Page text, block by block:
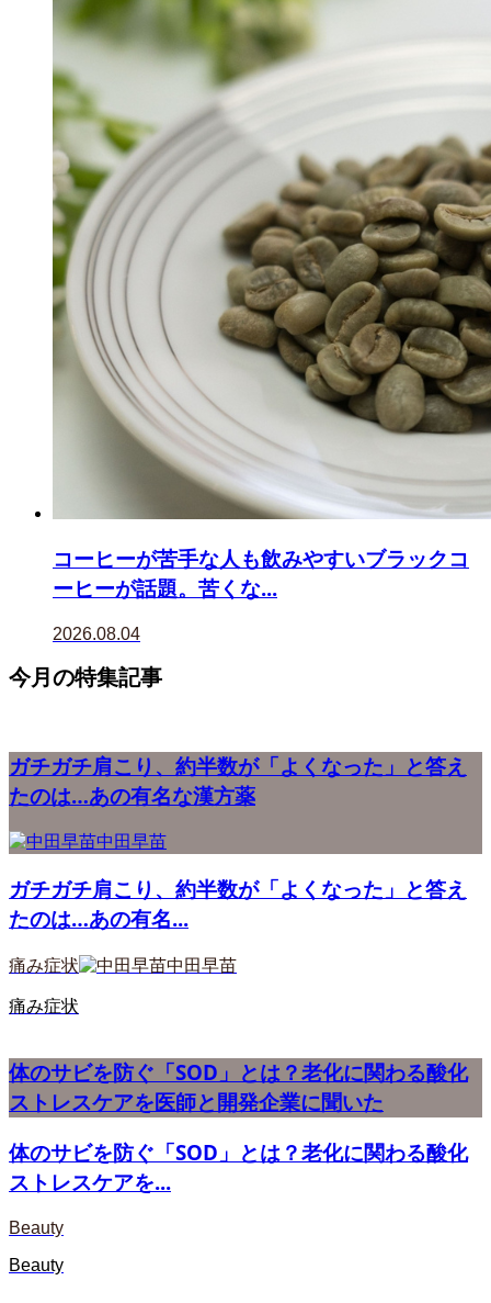
コーヒーが苦手な人も飲みやすいブラックコ
ーヒーが話題。苦くな...
2026.08.04
今月の特集記事
ガチガチ肩こり、約半数が「よくなった」と答え
たのは…あの有名な漢方薬
中田早苗
ガチガチ肩こり、約半数が「よくなった」と答え
たのは…あの有名...
痛み症状 中田早苗
痛み症状
体のサビを防ぐ「SOD」とは？老化に関わる酸化
ストレスケアを医師と開発企業に聞いた
体のサビを防ぐ「SOD」とは？老化に関わる酸化
ストレスケアを...
Beauty
Beauty